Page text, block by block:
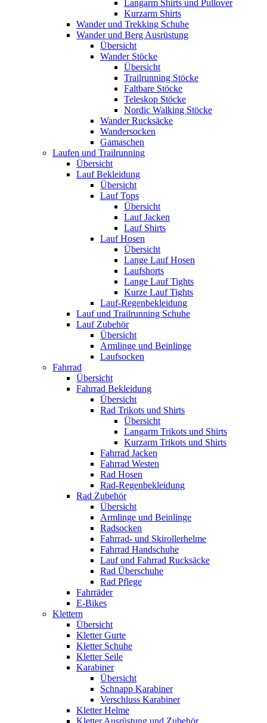
Langarm Shirts und Pullover
Kurzarm Shirts
Wander und Trekking Schuhe
Wander und Berg Ausrüstung
Übersicht
Wander Stöcke
Übersicht
Trailrunning Stöcke
Faltbare Stöcke
Teleskop Stöcke
Nordic Walking Stöcke
Wander Rucksäcke
Wandersocken
Gamaschen
Laufen und Trailrunning
Übersicht
Lauf Bekleidung
Übersicht
Lauf Tops
Übersicht
Lauf Jacken
Lauf Shirts
Lauf Hosen
Übersicht
Lange Lauf Hosen
Laufshorts
Lange Lauf Tights
Kurze Lauf Tights
Lauf-Regenbekleidung
Lauf und Trailrunning Schuhe
Lauf Zubehör
Übersicht
Armlinge und Beinlinge
Laufsocken
Fahrrad
Übersicht
Fahrrad Bekleidung
Übersicht
Rad Trikots und Shirts
Übersicht
Langarm Trikots und Shirts
Kurzarm Trikots und Shirts
Fahrrad Jacken
Fahrrad Westen
Rad Hosen
Rad-Regenbekleidung
Rad Zubehör
Übersicht
Armlinge und Beinlinge
Radsocken
Fahrrad- und Skirollerhelme
Fahrrad Handschuhe
Lauf und Fahrrad Rucksäcke
Rad Überschuhe
Rad Pflege
Fahrräder
E-Bikes
Klettern
Übersicht
Kletter Gurte
Kletter Schuhe
Kletter Seile
Karabiner
Übersicht
Schnapp Karabiner
Verschluss Karabiner
Kletter Helme
Kletter Ausrüstung und Zubehör